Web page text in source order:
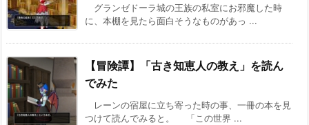
グランゼドーラ城の王族の私室にお邪魔した時
に、本棚を見たら面白そうなものがあっ ...
【冒険譚】「古き知恵人の教え」を読ん
でみた
レーンの宿屋に立ち寄った時の事、一冊の本を見
つけて読んでみると。 「この世界 ...